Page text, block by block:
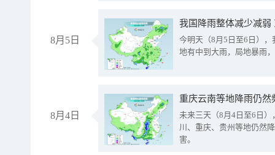
8月5日
我国降雨整体减少减弱
今明天（8月5日至6日）
地有中到大雨，局地暴雨
8月4日
重庆云南等地降雨仍然
未来三天（8月4日至6日
川、重庆、贵州等地仍然
害。